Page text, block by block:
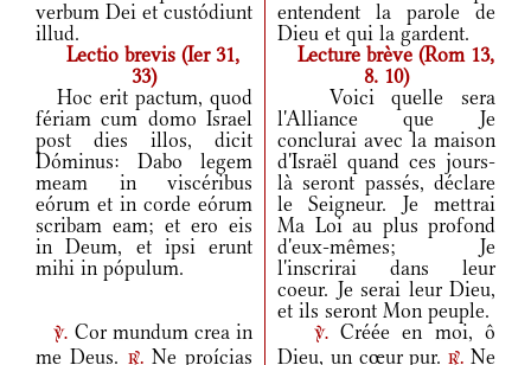
verbum Dei et custódiunt
illud.
entendent la parole de
Dieu et qui la gardent.
Lectio brevis (Ier 31,
33)
Lecture brève (Rom 13,
8. 10)
Hoc erit pactum, quod
fériam cum domo Israel
post dies illos, dicit
Dóminus: Dabo legem
meam in viscéribus
eórum et in corde eórum
scribam eam; et ero eis
in Deum, et ipsi erunt
mihi in pópulum.
Voici quelle sera
l'Alliance que Je
conclurai avec la maison
d'Israël quand ces jours-
là seront passés, déclare
le Seigneur. Je mettrai
Ma Loi au plus profond
d'eux-mêmes; Je
l'inscrirai dans leur
coeur. Je serai leur Dieu,
et ils seront Mon peuple.
v. Cor mundum crea in
me Deus. r.Ne proícias
v.Créée en moi, ô
Dieu, un cœur pur.r. Ne